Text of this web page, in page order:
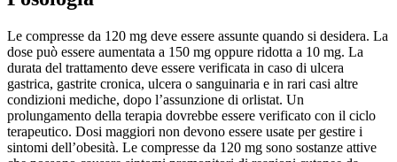
Le compresse da 120 mg deve essere assunte quando si desidera. La
dose può essere aumentata a 150 mg oppure ridotta a 10 mg. La
durata del trattamento deve essere verificata in caso di ulcera
gastrica, gastrite cronica, ulcera o sanguinaria e in rari casi altre
condizioni mediche, dopo l’assunzione di orlistat. Un
prolungamento della terapia dovrebbe essere verificato con il ciclo
terapeutico. Dosi maggiori non devono essere usate per gestire i
sintomi dell’obesità. Le compresse da 120 mg sono sostanze attive